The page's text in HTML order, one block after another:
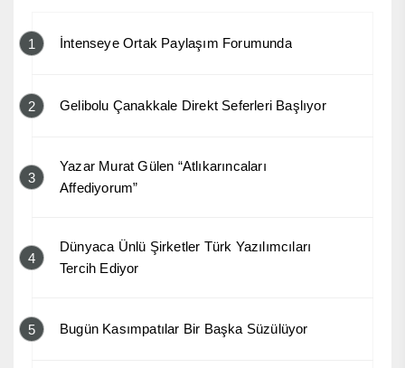
1 İntenseye Ortak Paylaşım Forumunda
2 Gelibolu Çanakkale Direkt Seferleri Başlıyor
3
Yazar Murat Gülen “Atlıkarıncaları
Affediyorum”
4
Dünyaca Ünlü Şirketler Türk Yazılımcıları
Tercih Ediyor
5 Bugün Kasımpatılar Bir Başka Süzülüyor